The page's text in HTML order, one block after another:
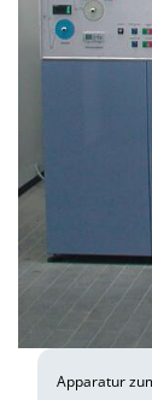
Apparatur